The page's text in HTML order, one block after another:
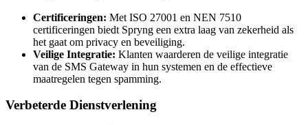
Certificeringen: Met ISO 27001 en NEN 7510
certificeringen biedt Spryng een extra laag van zekerheid als
het gaat om privacy en beveiliging.
Veilige Integratie: Klanten waarderen de veilige integratie
van de SMS Gateway in hun systemen en de effectieve
maatregelen tegen spamming.
Verbeterde Dienstverlening